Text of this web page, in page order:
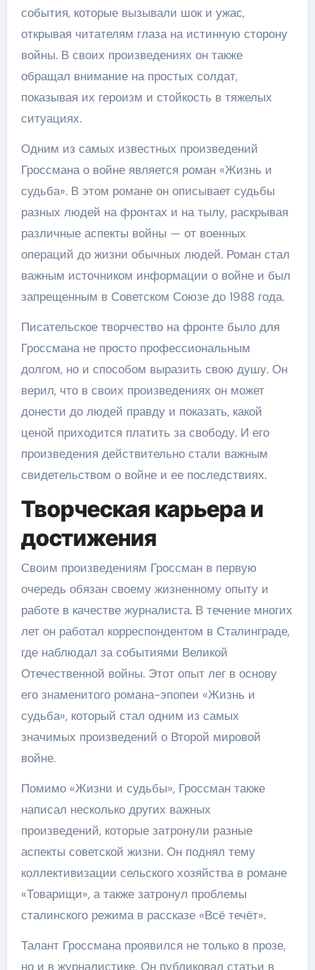
события, которые вызывали шок и ужас,
открывая читателям глаза на истинную сторону
войны. В своих произведениях он также
обращал внимание на простых солдат,
показывая их героизм и стойкость в тяжелых
ситуациях.
Одним из самых известных произведений
Гроссмана о войне является роман «Жизнь и
судьба». В этом романе он описывает судьбы
разных людей на фронтах и на тылу, раскрывая
различные аспекты войны — от военных
операций до жизни обычных людей. Роман стал
важным источником информации о войне и был
запрещенным в Советском Союзе до 1988 года.
Писательское творчество на фронте было для
Гроссмана не просто профессиональным
долгом, но и способом выразить свою душу. Он
верил, что в своих произведениях он может
донести до людей правду и показать, какой
ценой приходится платить за свободу. И его
произведения действительно стали важным
свидетельством о войне и ее последствиях.
Творческая карьера и
достижения
Своим произведениям Гроссман в первую
очередь обязан своему жизненному опыту и
работе в качестве журналиста. В течение многих
лет он работал корреспондентом в Сталинграде,
где наблюдал за событиями Великой
Отечественной войны. Этот опыт лег в основу
его знаменитого романа-эпопеи «Жизнь и
судьба», который стал одним из самых
значимых произведений о Второй мировой
войне.
Помимо «Жизни и судьбы», Гроссман также
написал несколько других важных
произведений, которые затронули разные
аспекты советской жизни. Он поднял тему
коллективизации сельского хозяйства в романе
«Товарищи», а также затронул проблемы
сталинского режима в рассказе «Всё течёт».
Талант Гроссмана проявился не только в прозе,
но и в журналистике. Он публиковал статьи в